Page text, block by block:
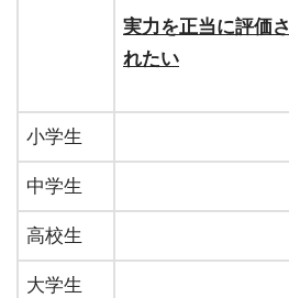
実力を正当に評価さ
れたい
小学生
中学生
高校生
大学生